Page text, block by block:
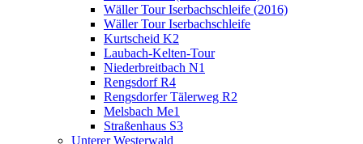
Wäller Tour Iserbachschleife (2016)
Wäller Tour Iserbachschleife
Kurtscheid K2
Laubach-Kelten-Tour
Niederbreitbach N1
Rengsdorf R4
Rengsdorfer Tälerweg R2
Melsbach Me1
Straßenhaus S3
Unterer Westerwald